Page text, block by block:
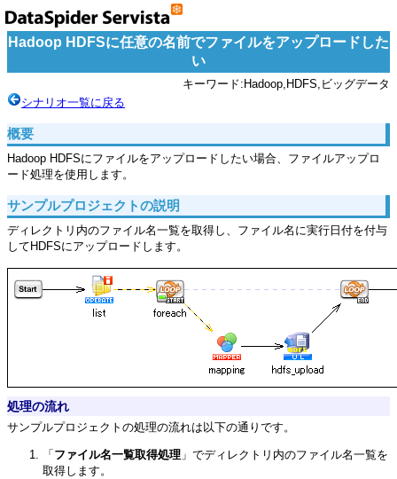
Hadoop HDFSに任意の名前でファイルをアップロードした
い
キーワード:Hadoop,HDFS,ビッグデータ
シナリオ一覧に戻る
概要
Hadoop HDFSにファイルをアップロードしたい場合、ファイルアップロ
ード処理を使用します。
サンプルプロジェクトの説明
ディレクトリ内のファイル名一覧を取得し、ファイル名に実行日付を付与
してHDFSにアップロードします。
処理の流れ
サンプルプロジェクトの処理の流れは以下の通りです。
「 ファイル名一覧取得処理 」でディレクトリ内のファイル名一覧を
取得します。